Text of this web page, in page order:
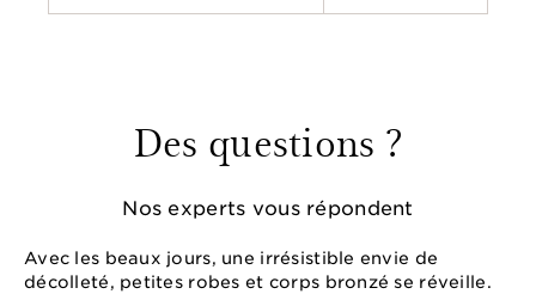
Des questions ?
Nos experts vous répondent
Avec les beaux jours, une irrésistible envie de
décolleté, petites robes et corps bronzé se réveille.